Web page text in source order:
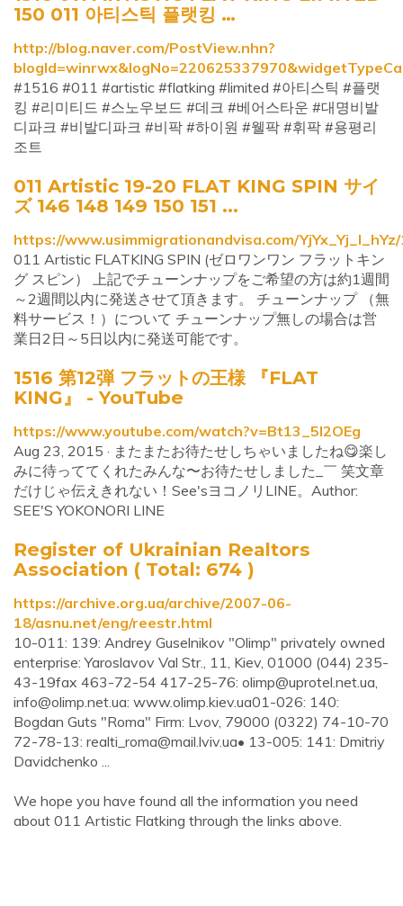
150 011 아티스틱 플랫킹 …
http://blog.naver.com/PostView.nhn?
#1516 #011 #artistic #flatking #limited #아티스틱 #플랫
킹 #리미티드 #스노우보드 #데크 #베어스타운 #대명비발
디파크 #비발디파크 #비팍 #하이원 #웰팍 #휘팍 #용평리
조트
011 Artistic 19-20 FLAT KING SPIN サイ
ズ 146 148 149 150 151 ...
https://www.usimmigrationandvisa.com/
011 Artistic FLATKING SPIN (ゼロワンワン フラットキン
グ スピン） 上記でチューンナップをご希望の方は約1週間
～2週間以内に発送させて頂きます。 チューンナップ （無
料サービス！）について チューンナップ無しの場合は営
業日2日～5日以内に発送可能です。
1516 第12弾 フラットの王様 『FLAT
KING』 - YouTube
https://www.youtube.com/watch?v=Bt13_5l2OEg
Aug 23, 2015 · またまたお待たせしちゃいましたね😋楽し
みに待っててくれたみんな〜お待たせしました_￣ 笑文章
だけじゃ伝えきれない！See'sヨコノリLINE。Author:
SEE'S YOKONORI LINE
Register of Ukrainian Realtors
Association ( Total: 674 )
https://archive.org.ua/archive/2007-06-
18/asnu.net/eng/reestr.html
10-011: 139: Andrey Guselnikov "Olimp" privately owned
enterprise: Yaroslavov Val Str., 11, Kiev, 01000 (044) 235-
43-19fax 463-72-54 417-25-76: olimp@uprotel.net.ua,
info@olimp.net.ua: www.olimp.kiev.ua01-026: 140:
Bogdan Guts "Roma" Firm: Lvov, 79000 (0322) 74-10-70
72-78-13: realti_roma@mail.lviv.ua• 13-005: 141: Dmitriy
Davidchenko ...
We hope you have found all the information you need
about 011 Artistic Flatking through the links above.